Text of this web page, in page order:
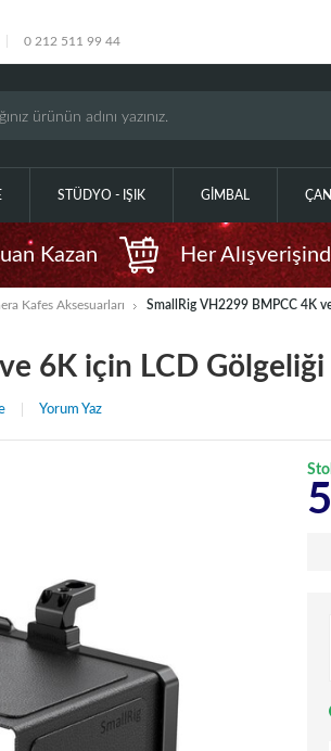
0 212 511 99 44
STÜDYO - IŞIK GIMBAL
Kazan Her
Kafes Aksesuarları SmallRig VH2299 BMPCC 4K
6K için LCD Gölgeliği
Yorum Yaz